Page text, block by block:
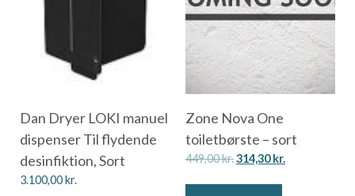
Dan Dryer LOKI manuel
dispenser Til flydende
desinfiktion, Sort
3.100,00kr.
Zone Nova One
toiletbørste – sort
449,00kr.314,30kr.